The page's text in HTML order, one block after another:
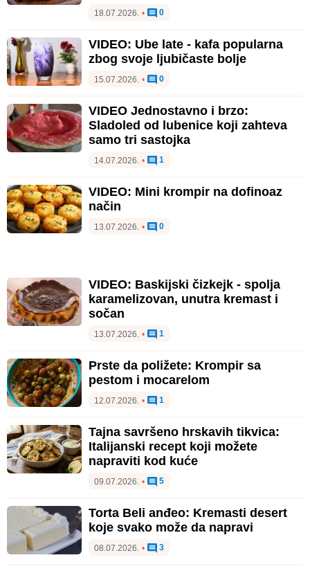
18.07.2026. • 0
VIDEO: Ube late - kafa popularna
zbog svoje ljubičaste bolje
15.07.2026. • 0
VIDEO Jednostavno i brzo:
Sladoled od lubenice koji zahteva
samo tri sastojka
14.07.2026. • 1
VIDEO: Mini krompir na dofinoaz
način
13.07.2026. • 0
VIDEO: Baskijski čizkejk - spolja
karamelizovan, unutra kremast i
sočan
13.07.2026. • 1
Prste da poližete: Krompir sa
pestom i mocarelom
12.07.2026. • 1
Tajna savršeno hrskavih tikvica:
Italijanski recept koji možete
napraviti kod kuće
09.07.2026. • 5
Torta Beli anđeo: Kremasti desert
koje svako može da napravi
08.07.2026. • 3